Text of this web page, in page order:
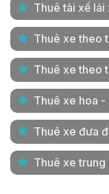
Thuê tài xế lái
Thuê xe theo
Thuê xe theo
Thuê xe hoa
Thuê xe đưa
Thuê xe trung